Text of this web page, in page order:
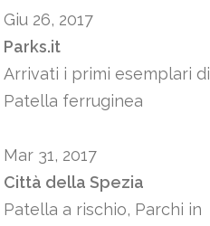
Giu 26, 2017
Parks.it
Arrivati i primi esemplari di
Patella ferruginea
Mar 31, 2017
Città della Spezia
Patella a rischio, Parchi in